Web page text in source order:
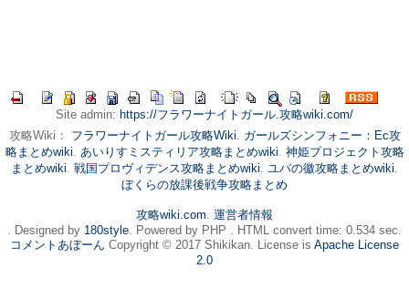
Site admin: https://フラワーナイトガール.攻略wiki.com/
攻略Wiki： フラワーナイトガール攻略Wiki
ガールズシンフォニー：Ec攻
略まとめwiki
あいりすミスティリア攻略まとめwiki 神姫プロジェクト攻略
まとめwiki 戦国プロヴィデンス攻略まとめwiki ユバの徽攻略まとめwiki
ぼくらの放課後戦争攻略まとめ
攻略wiki.com 運営者情報
. Designed by 180style . Powered by PHP . HTML convert time: 0.534 sec.
コメントあぼーん Copyright © 2017 Shikikan. License is Apache License
2.0